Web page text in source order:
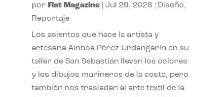
por Flat Magazine| Jul 29, 2026 Diseño,
Reportaje
Los asientos que hace la artista y
artesana Ainhoa Pérez-Urdangarín en su
taller de San Sebastián llevan los colores
y los dibujos marineros de la costa, pero
también nos trasladan al arte textil de la